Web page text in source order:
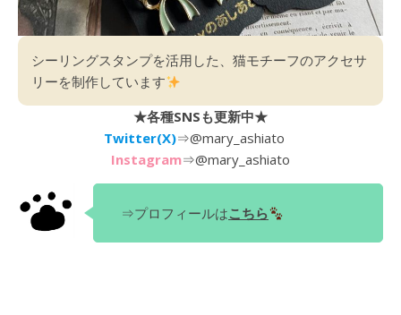
シーリングスタンプを活用した、猫モチーフのアクセサ
リーを制作しています
★各種SNSも更新中★
Twitter(X)⇒@mary_ashiato
Instagram⇒@mary_ashiato
⇒プロフィールはこちら